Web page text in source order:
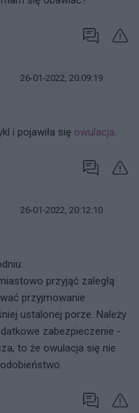
26-01-2022, 20:09:19
i pojawiła się owulacja.
26-01-2022, 20:12:10
przyjąć zaległą
przyjmowanie
ustalonej porze. Należy
zabezpieczenie -
to że owulacja się nie